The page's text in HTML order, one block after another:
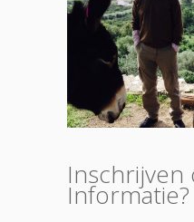
Inschrijven
Informatie?